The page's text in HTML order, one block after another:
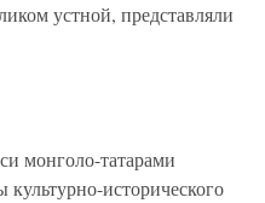
устной, представляли
монголо-татарами
исторического